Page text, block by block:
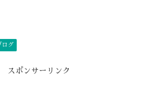
グ
スポンサーリンク